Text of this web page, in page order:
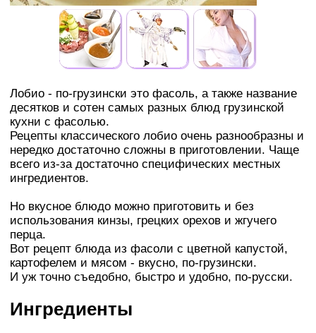
Лобио - по-грузински это фасоль, а также название
десятков и сотен самых разных блюд грузинской
кухни с фасолью.
Рецепты классического лобио очень разнообразны и
нередко достаточно сложны в приготовлении. Чаще
всего из-за достаточно специфических местных
ингредиентов.
Но вкусное блюдо можно приготовить и без
использования кинзы, грецких орехов и жгучего
перца.
Вот рецепт блюда из фасоли с цветной капустой,
картофелем и мясом - вкусно, по-грузински.
И уж точно съедобно, быстро и удобно, по-русски.
Ингредиенты